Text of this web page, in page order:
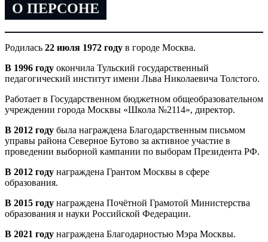
О ПЕРСОНЕ
Родилась 22 июля 1972 году в городе Москва.
В 1996 году окончила Тульский государственный
педагогический институт имени Льва Николаевича Толстого.
Работает в Государственном бюджетном общеобразовательном
учреждении города Москвы «Школа №2114», директор.
В 2012 году была награждена Благодарственным письмом
управы района Северное Бутово за активное участие в
проведении выборной кампании по выборам Президента РФ.
В 2012 году награждена Грантом Москвы в сфере
образования.
В 2015 году награждена Почётной Грамотой Министерства
образования и науки Российской Федерации.
В 2021 году награждена Благодарностью Мэра Москвы.